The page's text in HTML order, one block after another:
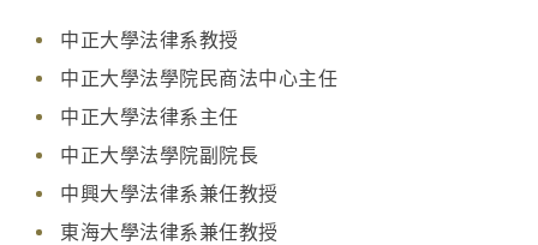
中正大學法律系教授
中正大學法學院民商法中心主任
中正大學法律系主任
中正大學法學院副院長
中興大學法律系兼任教授
東海大學法律系兼任教授